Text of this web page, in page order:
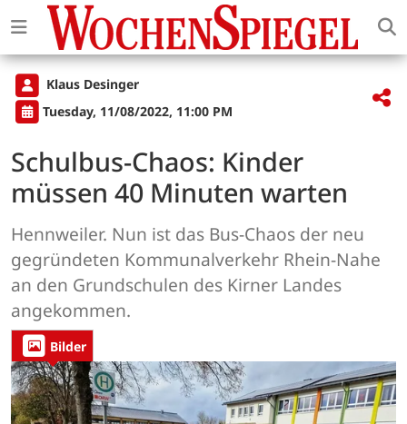
Klaus Desinger
Tuesday, 11/08/2022, 11:00 PM
Schulbus-Chaos: Kinder
müssen 40 Minuten warten
Hennweiler. Nun ist das Bus-Chaos der neu
gegründeten Kommunalverkehr Rhein-Nahe
an den Grundschulen des Kirner Landes
angekommen.
Bilder